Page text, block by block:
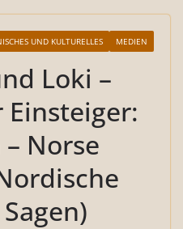
UND KULTURELLES MEDIEN
Loki –
Norse